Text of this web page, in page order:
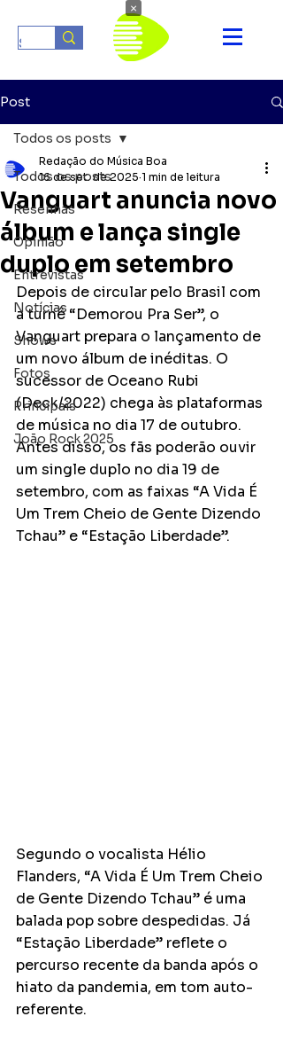
Post
Todos os posts
Resenhas
Opinião
Entrevistas
Notícias
Shows
Fotos
Principais
João Rock 2025
Todos os posts
Vanguart anuncia novo
álbum e lança single
duplo em setembro
Redação do Música Boa
16 de set. de 2025 1 min de leitura
Depois de circular pelo Brasil com
a turnê “Demorou Pra Ser”, o
Vanguart prepara o lançamento de
um novo álbum de inéditas. O
sucessor de Oceano Rubi
(Deck/2022) chega às plataformas
de música no dia 17 de outubro.
Antes disso, os fãs poderão ouvir
um single duplo no dia 19 de
setembro, com as faixas “A Vida É
Um Trem Cheio de Gente Dizendo
Tchau” e “Estação Liberdade”.
Segundo o vocalista Hélio
Flanders, “A Vida É Um Trem Cheio
de Gente Dizendo Tchau” é uma
balada pop sobre despedidas. Já
“Estação Liberdade” reflete o
percurso recente da banda após o
hiato da pandemia, em tom auto-
referente.
×